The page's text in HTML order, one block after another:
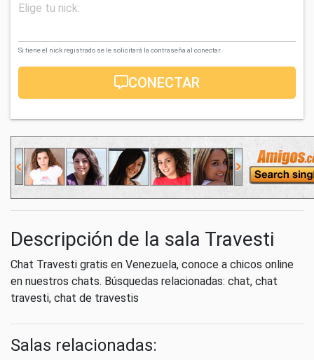
Elige tu nick:
Si tiene el nick registrado se le solicitará la contraseña al conectar.
CONECTAR
Descripción de la sala Travesti
Chat Travesti gratis en Venezuela, conoce a chicos online
en nuestros chats. Búsquedas relacionadas: chat, chat
travesti, chat de travestis
Salas relacionadas: